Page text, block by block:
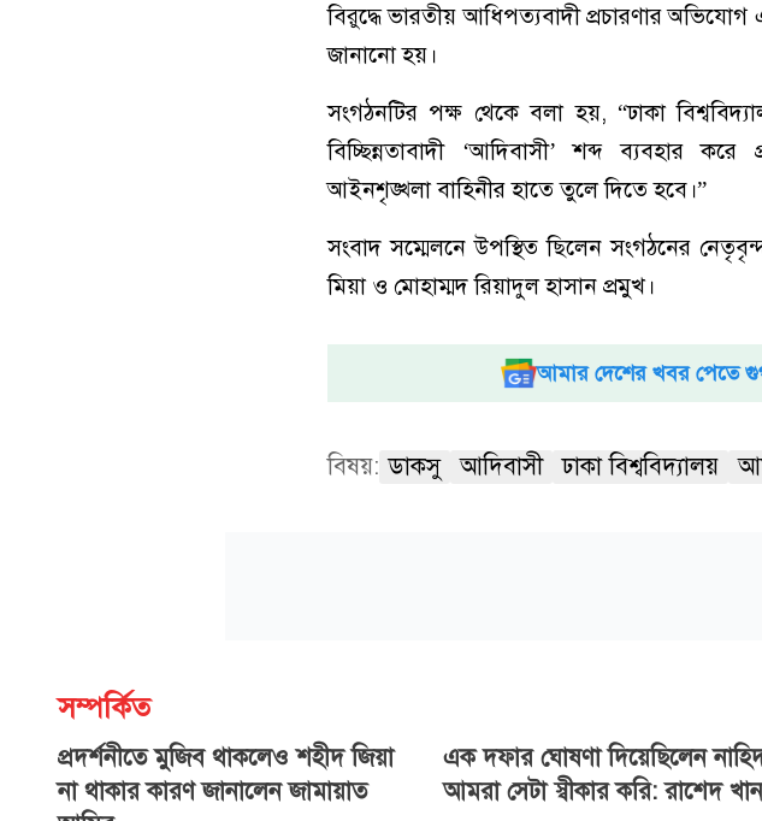
বিরুদ্ধে ভারতীয় আধিপত্যবাদী প্রচারণার অভিযোগ
জানানো হয়।
সংগঠনটির পক্ষ থেকে বলা হয়, “ঢাকা
বিচ্ছিন্নতাবাদী ‘আদিবাসী’ শব্দ ব্যবহার
আইনশৃঙ্খলা বাহিনীর হাতে তুলে দিতে হবে।”
সংবাদ সম্মেলনে উপস্থিত ছিলেন সংগঠনের
মিয়া ও মোহাম্মদ রিয়াদুল হাসান প্রমুখ।
আমার দেশের খবর পেতে
বিষয়: ডাকসু আদিবাসী ঢাকা বিশ্ববিদ্যালয়
সম্পর্কিত
প্রদর্শনীতে মুজিব থাকলেও শহীদ জিয়া
না থাকার কারণ জানালেন জামায়াত
এক দফার ঘোষণা দিয়েছিলেন
আমরা সেটা স্বীকার করি: রাশেদ খান